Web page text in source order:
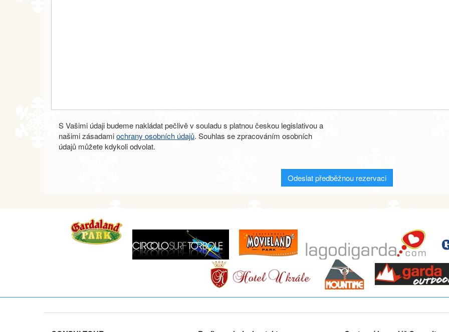
S Vašimi údaji budeme nakládat pečlivě v souladu s platnou českou legislativou a
našimi zásadamiochrany osobních údajů. Souhlas se zpracováním osobních
údajů můžete kdykoli odvolat.
Odeslat předběžnou rezervaci